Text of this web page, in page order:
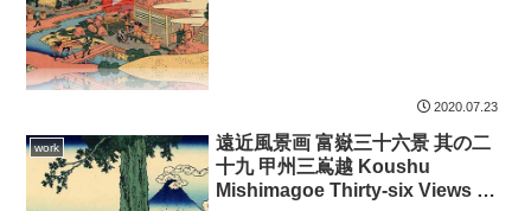
2020.07.23
work
遠近風景画 富嶽三十六景 其の二
十九 甲州三嶌越 Koushu
Mishimagoe Thirty-six Views of